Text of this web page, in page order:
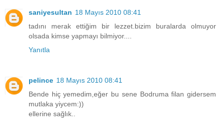
saniyesultan 18 Mayıs 2010 08:41
tadını merak ettiğim bir lezzet.bizim buralarda olmuyor
olsada kimse yapmayı bilmiyor....
Yanıtla
pelince 18 Mayıs 2010 08:41
Bende hiç yemedim,eğer bu sene Bodruma filan gidersem
mutlaka yiycem:))
ellerine sağlık..